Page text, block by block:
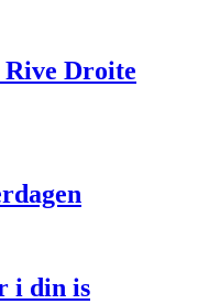
Rive Droite
i din is